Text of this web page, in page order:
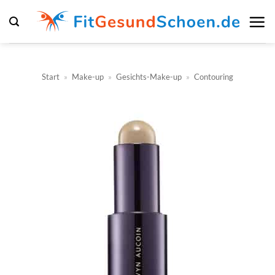
Inhalt
springen
Start » Make-up » Gesichts-Make-up » Contouring